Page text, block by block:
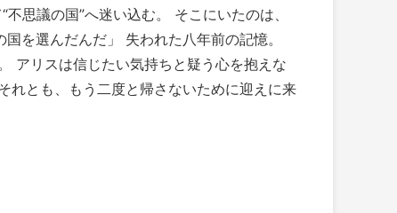
思議の国”へ迷い込む。 そこにいたのは、
を選んだんだ」 失われた八年前の記憶。
アリスは信じたい気持ちと疑う心を抱えな
れとも、もう二度と帰さないために迎えに来